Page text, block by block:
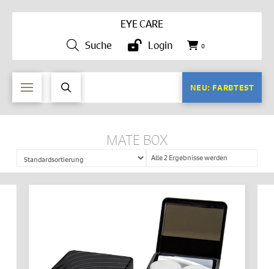
EYE CARE
Suche
Login 0
NEU: FARBTEST
MATE BOX
Alle 2 Ergebnisse werden
angezeigt